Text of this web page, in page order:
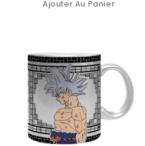
Ajouter Au Panier